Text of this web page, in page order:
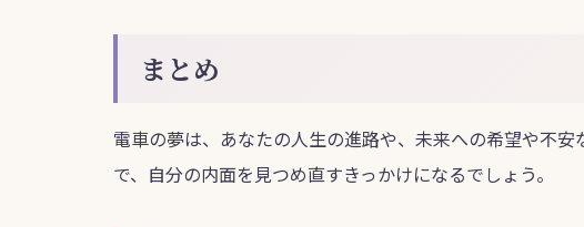
まとめ
電車の夢は、あなたの人生の進路や、未来への希望や不
で、自分の内面を見つめ直すきっかけになるでしょう。